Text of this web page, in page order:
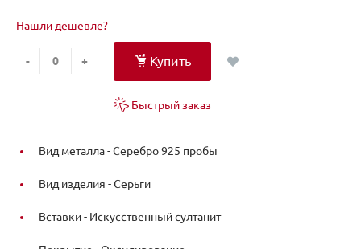
Нашли дешевле?
- + Купить
Быстрый заказ
Вид металла -Серебро 925 пробы
Вид изделия -Серьги
Вставки - Искусственный султанит